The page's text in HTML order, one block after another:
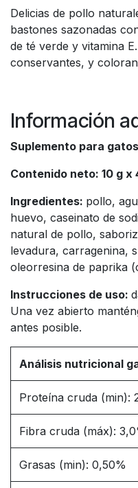
Delicias de pollo
bastones sazonadas
de té verde y vitamina
conservantes, y
Información
Suplemento para
Contenido neto: 10 g x
Ingredientes: pollo,
huevo, caseinato de
natural de pollo,
levadura, carragenina,
oleorresina de paprika
Instrucciones de uso:
Una vez abierto
antes posible.
Análisis nutricional
Proteína cruda (min):
Fibra cruda (máx):
Grasas (min): 0,50%